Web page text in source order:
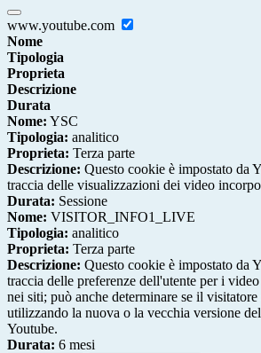
www.youtube.com
Nome
Tipologia
Proprieta
Descrizione
Durata
Nome: YSC
Tipologia: analitico
Proprieta: Terza parte
Descrizione: Questo cookie è impostato da
traccia delle visualizzazioni dei video
Durata: Sessione
Nome: VISITOR_INFO1_LIVE
Tipologia: analitico
Proprieta: Terza parte
Descrizione: Questo cookie è impostato da
traccia delle preferenze dell'utente per i
nei siti; può anche determinare se il
utilizzando la nuova o la vecchia versione
Youtube.
Durata: 6 mesi